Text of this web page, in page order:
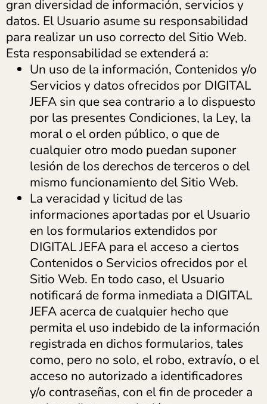
gran diversidad de información, servicios y
datos. El Usuario asume su responsabilidad
para realizar un uso correcto del Sitio Web.
Esta responsabilidad se extenderá a:
Un uso de la información, Contenidos y/o
Servicios y datos ofrecidos por DIGITAL
JEFA sin que sea contrario a lo dispuesto
por las presentes Condiciones, la Ley, la
moral o el orden público, o que de
cualquier otro modo puedan suponer
lesión de los derechos de terceros o del
mismo funcionamiento del Sitio Web.
La veracidad y licitud de las
informaciones aportadas por el Usuario
en los formularios extendidos por
DIGITAL JEFA para el acceso a ciertos
Contenidos o Servicios ofrecidos por el
Sitio Web. En todo caso, el Usuario
notificará de forma inmediata a DIGITAL
JEFA acerca de cualquier hecho que
permita el uso indebido de la información
registrada en dichos formularios, tales
como, pero no solo, el robo, extravío, o el
acceso no autorizado a identificadores
y/o contraseñas, con el fin de proceder a